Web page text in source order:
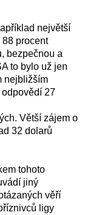
největší
88 procent
bezpečnou a
to bylo už jen
nejbližším
27
Větší zájem o
32 dolarů
tohoto
jiný
věří
ligy